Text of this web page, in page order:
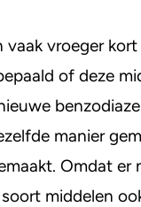
vaak vroeger
of deze
manier
Omdat
middelen